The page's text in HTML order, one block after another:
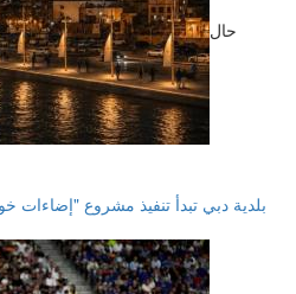
حال
بلدية دبي تبدأ تنفيذ مشروع "إضاءات